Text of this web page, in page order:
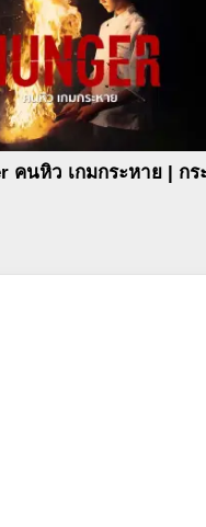
คนหิว เกมกระหาย | กร